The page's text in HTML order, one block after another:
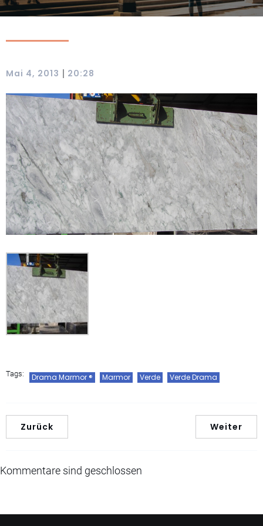
Mai 4, 2013 | 20:28
Tags: Drama Marmor ® Marmor Verde Verde Drama
Zurück Weiter
Kommentare sind geschlossen